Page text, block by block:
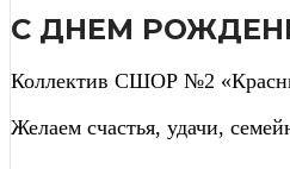
С ДНЕМ
Коллектив СШОР №2
Желаем счастья, удачи,